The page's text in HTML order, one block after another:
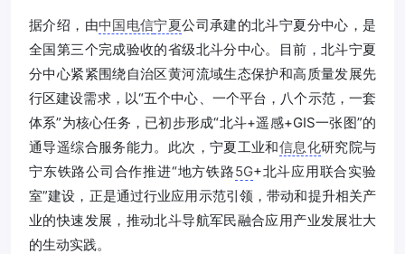
据介绍，由中国电信宁夏公司承建的北斗宁夏分中心，是
全国第三个完成验收的省级北斗分中心。目前，北斗宁夏
分中心紧紧围绕自治区黄河流域生态保护和高质量发展先
行区建设需求，以“五个中心、一个平台，八个示范，一套
体系”为核心任务，已初步形成“北斗+遥感+GIS一张图”的
通导遥综合服务能力。此次，宁夏工业和信息化研究院与
宁东铁路公司合作推进“地方铁路5G+北斗应用联合实验
室”建设，正是通过行业应用示范引领，带动和提升相关产
业的快速发展，推动北斗导航军民融合应用产业发展壮大
的生动实践。